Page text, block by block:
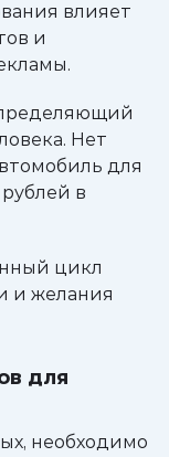
влияет
и
Нет
для
в
цикл
и желания
для
необходимо